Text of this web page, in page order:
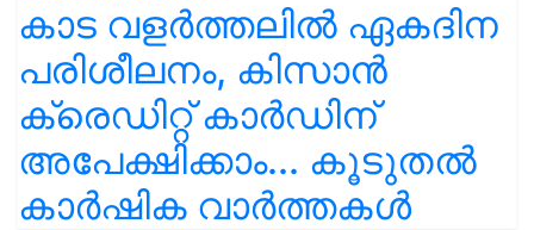
കാട വളര്‍ത്തലിൽ ഏകദിന
പരിശീലനം, കിസാൻ
ക്രെഡിറ്റ് കാർഡിന്
അപേക്ഷിക്കാം... കൂടുതൽ
കാർഷിക വാർത്തകൾ